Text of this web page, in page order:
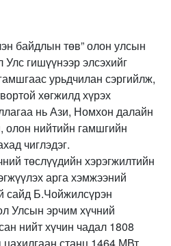
байдлын төв” олон улсын
Улс гишүүнээр элсэхийг
урьдчилан сэргийлж,
хөгжилд хүрэх
нь Ази, Номхон далайн
олон нийтийн гамшгийн
чиглэдэг.
төслүүдийн хэрэгжилтийн
арга хэмжээний
сайд Б.Чойжилсүрэн
Улсын эрчим хүчний
нийт хүчин чадал 1808